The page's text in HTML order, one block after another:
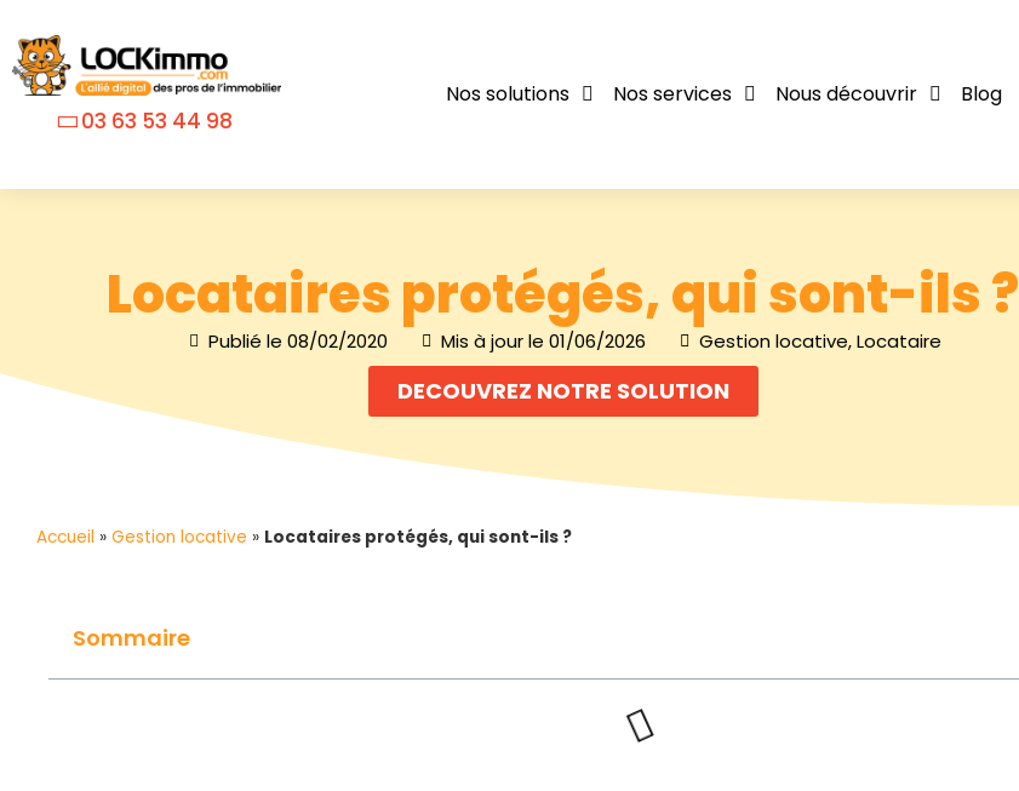
03 63 53 44 98
Nos solutions Nos services Nous découvrir Blog
Locataires protégés, qui sont-ils ?
Publié le 08/02/2020 Mis à jour le 01/06/2026 Gestion locative,Locataire
DECOUVREZ NOTRE SOLUTION
Accueil » Gestion locative » Locataires protégés, qui sont-ils ?
Sommaire